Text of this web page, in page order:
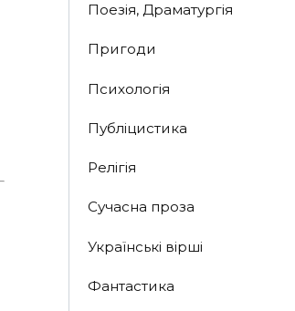
Поезія, Драматургія
Пригоди
Психологія
Публіцистика
Релігія
Сучасна проза
Українські вірші
Фантастика